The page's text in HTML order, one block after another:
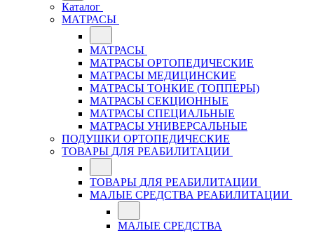
Каталог
МАТРАСЫ
МАТРАСЫ
МАТРАСЫ ОРТОПЕДИЧЕСКИЕ
МАТРАСЫ МЕДИЦИНСКИЕ
МАТРАСЫ ТОНКИЕ (ТОППЕРЫ)
МАТРАСЫ СЕКЦИОННЫЕ
МАТРАСЫ СПЕЦИАЛЬНЫЕ
МАТРАСЫ УНИВЕРСАЛЬНЫЕ
ПОДУШКИ ОРТОПЕДИЧЕСКИЕ
ТОВАРЫ ДЛЯ РЕАБИЛИТАЦИИ
ТОВАРЫ ДЛЯ РЕАБИЛИТАЦИИ
МАЛЫЕ СРЕДСТВА РЕАБИЛИТАЦИИ
МАЛЫЕ СРЕДСТВА